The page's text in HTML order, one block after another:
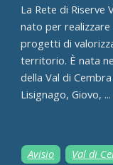
La Rete di Riserve
nato per realizzare
progetti di
territorio. È nata
della Val di
Lisignago, Giovo, ...
Avisio Val di